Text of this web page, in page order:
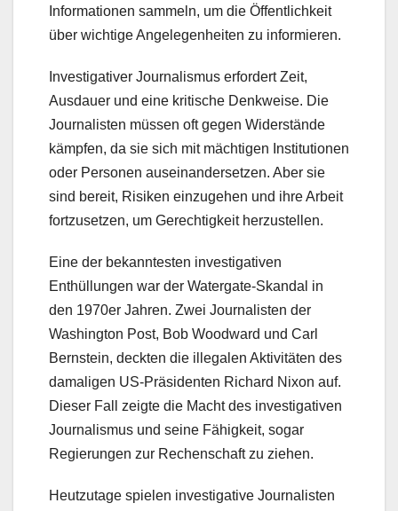
Informationen sammeln, um die Öffentlichkeit
über wichtige Angelegenheiten zu informieren.
Investigativer Journalismus erfordert Zeit,
Ausdauer und eine kritische Denkweise. Die
Journalisten müssen oft gegen Widerstände
kämpfen, da sie sich mit mächtigen Institutionen
oder Personen auseinandersetzen. Aber sie
sind bereit, Risiken einzugehen und ihre Arbeit
fortzusetzen, um Gerechtigkeit herzustellen.
Eine der bekanntesten investigativen
Enthüllungen war der Watergate-Skandal in
den 1970er Jahren. Zwei Journalisten der
Washington Post, Bob Woodward und Carl
Bernstein, deckten die illegalen Aktivitäten des
damaligen US-Präsidenten Richard Nixon auf.
Dieser Fall zeigte die Macht des investigativen
Journalismus und seine Fähigkeit, sogar
Regierungen zur Rechenschaft zu ziehen.
Heutzutage spielen investigative Journalisten